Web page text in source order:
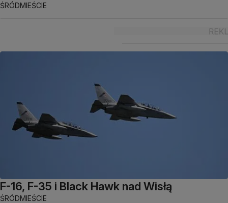
ŚRÓDMIEŚCIE
F-16, F-35 i Black Hawk nad Wisłą
ŚRÓDMIEŚCIE